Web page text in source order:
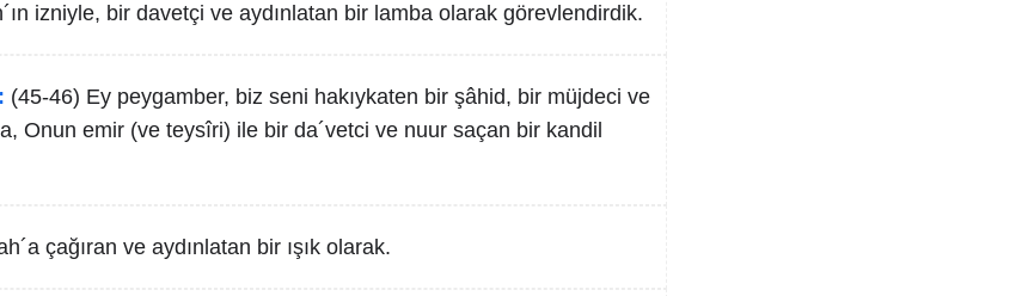
izniyle, bir davetçi ve aydınlatan bir lamba olarak görevlendirdik.
(45-46) Ey peygamber, biz seni hakıykaten bir şâhid, bir müjdeci ve
Onun emir (ve teysîri) ile bir da´vetci ve nuur saçan bir kandil
çağıran ve aydınlatan bir ışık olarak.